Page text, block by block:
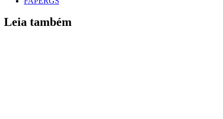
Leia também